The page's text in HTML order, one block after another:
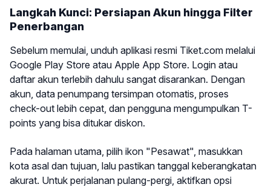
Langkah Kunci: Persiapan Akun hingga Filter
Penerbangan
Sebelum memulai, unduh aplikasi resmi Tiket.com melalui
Google Play Store atau Apple App Store. Login atau
daftar akun terlebih dahulu sangat disarankan. Dengan
akun, data penumpang tersimpan otomatis, proses
check-out lebih cepat, dan pengguna mengumpulkan T-
points yang bisa ditukar diskon.
Pada halaman utama, pilih ikon "Pesawat", masukkan
kota asal dan tujuan, lalu pastikan tanggal keberangkatan
akurat. Untuk perjalanan pulang-pergi, aktifkan opsi